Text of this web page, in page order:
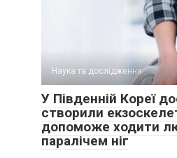
Наука та дослідження
У Південній Кореї
створили
допоможе ходити
паралічем ніг